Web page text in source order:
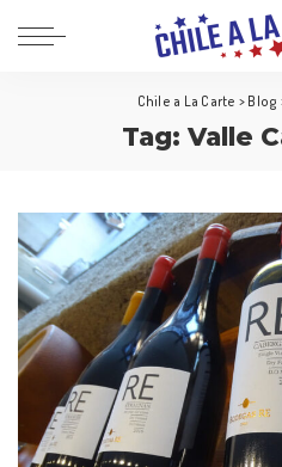
Chile a La Carte > Blog
Tag: Valle